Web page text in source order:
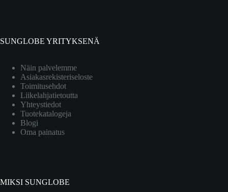
SUNGLOBE YRITYKSENÄ
Näin palvelemme
Asiakasrekisteriseloste
Toimitusehdot
Liikelahjatietoutta
Yhteystiedot
Tuotekatalogeja
Blogi
Oma painatus
MIKSI SUNGLOBE